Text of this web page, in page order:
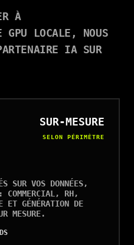
À
GPU LOCALE, NOUS
IA SUR
SUR-MESURE
SELON PÉRIMÈTRE
SUR VOS DONNÉES,
RH,
GÉNÉRATION DE
MESURE.